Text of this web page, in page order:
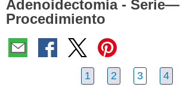
Adenoidectomía - Serie—
Procedimiento
1 2 3 4